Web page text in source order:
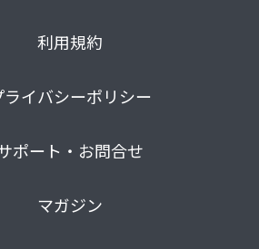
利用規約
ライバシーポリシー
ポート・お問合せ
マガジン